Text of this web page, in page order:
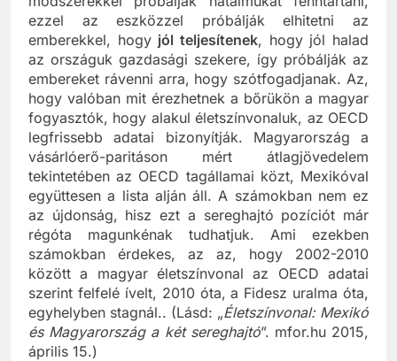
ezzel az eszközzel próbálják elhitetni az
emberekkel, hogy jól teljesítenek, hogy jól halad
az országuk gazdasági szekere, így próbálják az
embereket rávenni arra, hogy szótfogadjanak. Az,
hogy valóban mit érezhetnek a bőrükön a magyar
fogyasztók, hogy alakul életszínvonaluk, az OECD
legfrissebb adatai bizonyítják. Magyarország a
vásárlóerő-paritáson mért átlagjövedelem
tekintetében az OECD tagállamai közt, Mexikóval
együttesen a lista alján áll. A számokban nem ez
az újdonság, hisz ezt a sereghajtó pozíciót már
régóta magunkénak tudhatjuk. Ami ezekben
számokban érdekes, az az, hogy 2002-2010
között a magyar életszínvonal az OECD adatai
szerint felfelé ívelt, 2010 óta, a Fidesz uralma óta,
egyhelyben stagnál.. (Lásd: „Életszínvonal: Mexikó
és Magyarország a két sereghajtó”. mfor.hu 2015,
április 15.)